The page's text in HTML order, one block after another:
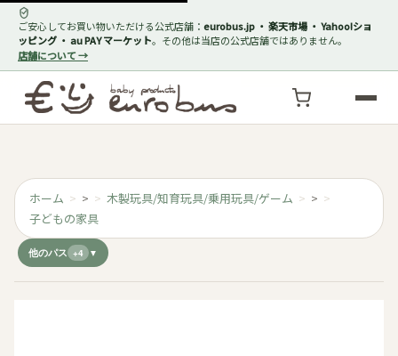
ご安心してお買い物いただける公式店舗： eurobus.jp ・ 楽天市場 ・ Yahoo!ショ
ッピング ・ au PAY マーケット。その他は当店の公式店舗ではありません。
店舗について →
ホーム > 木製玩具/知育玩具/乗用玩具/ゲーム
>
子どもの家具
他のパス +4